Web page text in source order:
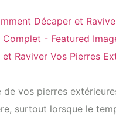
Raviver Vos Pierres
de vos pierres
surtout lorsque le